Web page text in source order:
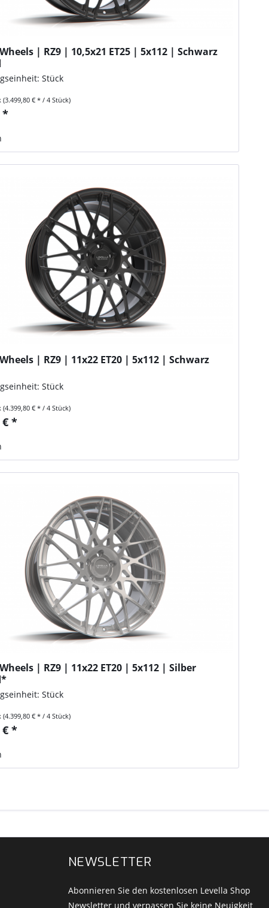
Wheels | RZ9 | 10,5x21 ET25 | 5x112 | Schwarz
Stück
(3.499,80 € * / 4 Stück)
*
Wheels | RZ9 | 11x22 ET20 | 5x112 | Schwarz
Stück
(4.399,80 € * / 4 Stück)
€ *
Wheels | RZ9 | 11x22 ET20 | 5x112 | Silber
Stück
(4.399,80 € * / 4 Stück)
€ *
NEWSLETTER
Abonnieren Sie den kostenlosen Levella Shop
Newsletter und verpassen Sie keine Neuigkeit